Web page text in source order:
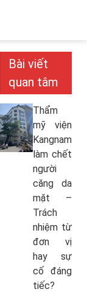
Bài viết
quan tâm
Thẩm
mỹ viện
Kangnam
làm chết
người
căng da
mặt –
Trách
nhiệm từ
đơn vị
hay sự
cố đáng
tiếc?